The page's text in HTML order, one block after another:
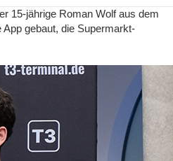
15-jährige Roman Wolf aus dem
gebaut, die Supermarkt-